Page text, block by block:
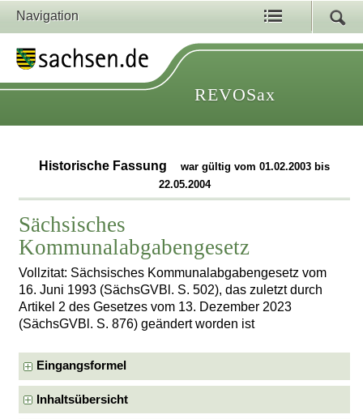
Navigation
REVOSax
Historische Fassung
war gültig vom 01.02.2003 bis
22.05.2004
Sächsisches
Kommunalabgabengesetz
Vollzitat: Sächsisches Kommunalabgabengesetz vom
16. Juni 1993 (SächsGVBl. S. 502), das zuletzt durch
Artikel 2 des Gesetzes vom 13. Dezember 2023
(SächsGVBl. S. 876) geändert worden ist
Eingangsformel
Inhaltsübersicht